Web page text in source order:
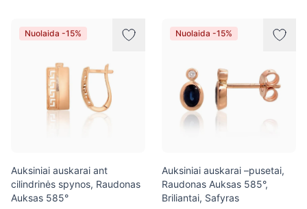
Nuolaida -15%
Auksiniai auskarai ant
cilindrinės spynos, Raudonas
Auksas 585°
Nuolaida -15%
Auksiniai auskarai –pusetai,
Raudonas Auksas 585°,
Briliantai, Safyras